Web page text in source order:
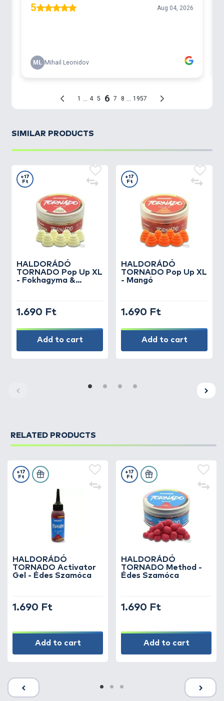
SIMILAR PRODUCTS
HALDORÁDÓ
TORNADO Pop Up XL
- Fokhagyma &
+17
Ft
1.690 Ft
Add to cart
HALDORÁDÓ
TORNADO Pop Up XL
- Mangó
+17
Ft
1.690 Ft
Add to cart
RELATED PRODUCTS
HALDORÁDÓ
TORNADO Activator
Gel - Édes Szamóca
+17
Ft
1.690 Ft
Add to cart
HALDORÁDÓ
TORNADO Method -
Édes Szamóca
+17
Ft
1.690 Ft
Add to cart